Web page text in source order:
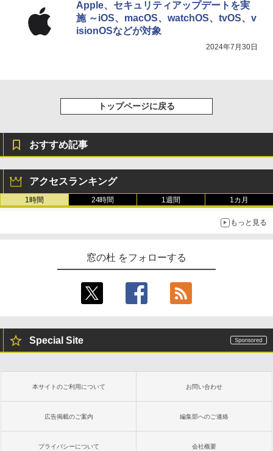
Apple、セキュリティアップデートを実
施 ～iOS、macOS、watchOS、tvOS、v
isionOSなどが対象
2024年7月30日
トップページに戻る
おすすめ記事
アクセスランキング
1時間 24時間 1週間 1カ月
もっと見る
窓の杜 をフォローする
Special Site
本サイトのご利用について お問い合わせ
広告掲載のご案内 編集部へのご連絡
プライバシーについて 会社概要